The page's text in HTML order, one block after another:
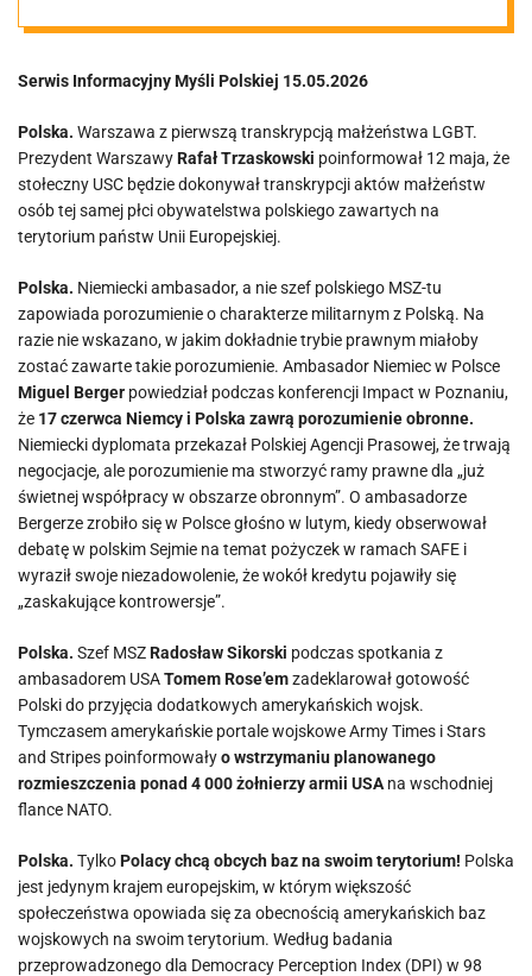
Serwis Informacyjny Myśli Polskiej 15.05.2026
Polska. Warszawa z pierwszą transkrypcją małżeństwa LGBT.
Prezydent WarszawyRafał Trzaskowski poinformował 12 maja, że
stołeczny USC będzie dokonywał transkrypcji aktów małżeństw
osób tej samej płci obywatelstwa polskiego zawartych na
terytorium państw Unii Europejskiej.
Polska. Niemiecki ambasador, a nie szef polskiego MSZ-tu
zapowiada porozumienie o charakterze militarnym z Polską. Na
razie nie wskazano, w jakim dokładnie trybie prawnym miałoby
zostać zawarte takie porozumienie. Ambasador Niemiec w Polsce
Miguel Berger powiedział podczas konferencji Impact w Poznaniu,
że 17 czerwca Niemcy i Polska zawrą porozumienie obronne.
Niemiecki dyplomata przekazał Polskiej Agencji Prasowej, że trwają
negocjacje, ale porozumienie ma stworzyć ramy prawne dla „już
świetnej współpracy w obszarze obronnym”. O ambasadorze
Bergerze zrobiło się w Polsce głośno w lutym, kiedy obserwował
debatę w polskim Sejmie na temat pożyczek w ramach SAFE i
wyraził swoje niezadowolenie, że wokół kredytu pojawiły się
„zaskakujące kontrowersje”.
Polska. Szef MSZRadosław Sikorski podczas spotkania z
ambasadorem USATomem Rose’emzadeklarował gotowość
Polski do przyjęcia dodatkowych amerykańskich wojsk.
Tymczasem amerykańskie portale wojskowe Army Times i Stars
and Stripes poinformowałyo wstrzymaniu planowanego
rozmieszczenia ponad 4 000 żołnierzy armii USA na wschodniej
flance NATO.
Polska. TylkoPolacy chcą obcych baz na swoim terytorium! Polska
jest jedynym krajem europejskim, w którym większość
społeczeństwa opowiada się za obecnością amerykańskich baz
wojskowych na swoim terytorium. Według badania
przeprowadzonego dla Democracy Perception Index (DPI) w 98